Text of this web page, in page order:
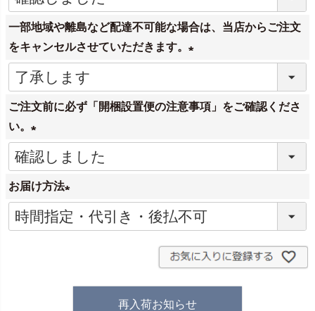
必
須
一部地域や離島など配達不可能な場合は、当店からご注文
をキャンセルさせていただきます。
必
須
ご注文前に必ず「開梱設置便の注意事項」をご確認くださ
い。
(
必
須
)
お届け方法
(
必
再入荷お知らせ